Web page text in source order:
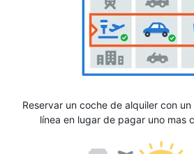
Reservar un coche de alquiler con un
línea en lugar de pagar uno mas